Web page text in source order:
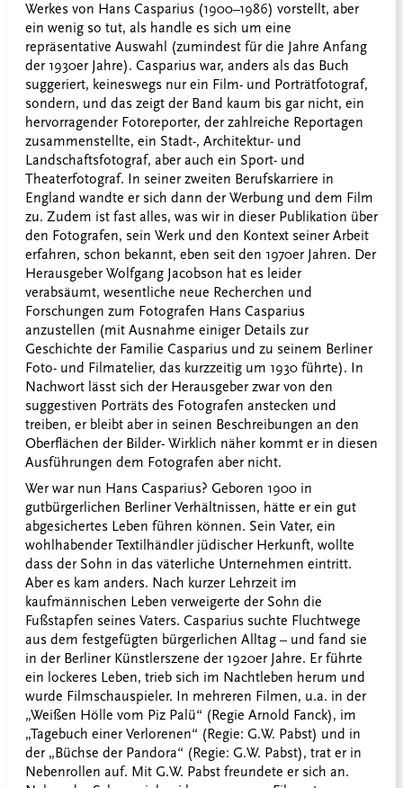
Werkes von Hans Casparius (1900–1986) vorstellt, aber
ein wenig so tut, als handle es sich um eine
repräsentative Auswahl (zumindest für die Jahre Anfang
der 1930er Jahre). Casparius war, anders als das Buch
suggeriert, keineswegs nur ein Film- und Porträtfotograf,
sondern, und das zeigt der Band kaum bis gar nicht, ein
hervorragender Fotoreporter, der zahlreiche Reportagen
zusammenstellte, ein Stadt-, Architektur- und
Landschaftsfotograf, aber auch ein Sport- und
Theaterfotograf. In seiner zweiten Berufskarriere in
England wandte er sich dann der Werbung und dem Film
zu. Zudem ist fast alles, was wir in dieser Publikation über
den Fotografen, sein Werk und den Kontext seiner Arbeit
erfahren, schon bekannt, eben seit den 1970er Jahren. Der
Herausgeber Wolfgang Jacobson hat es leider
verabsäumt, wesentliche neue Recherchen und
Forschungen zum Fotografen Hans Casparius
anzustellen (mit Ausnahme einiger Details zur
Geschichte der Familie Casparius und zu seinem Berliner
Foto- und Filmatelier, das kurzzeitig um 1930 führte). In
Nachwort lässt sich der Herausgeber zwar von den
suggestiven Porträts des Fotografen anstecken und
treiben, er bleibt aber in seinen Beschreibungen an den
Oberflächen der Bilder- Wirklich näher kommt er in diesen
Ausführungen dem Fotografen aber nicht.
Wer war nun Hans Casparius? Geboren 1900 in
gutbürgerlichen Berliner Verhältnissen, hätte er ein gut
abgesichertes Leben führen können. Sein Vater, ein
wohlhabender Textilhändler jüdischer Herkunft, wollte
dass der Sohn in das väterliche Unternehmen eintritt.
Aber es kam anders. Nach kurzer Lehrzeit im
kaufmännischen Leben verweigerte der Sohn die
Fußstapfen seines Vaters. Casparius suchte Fluchtwege
aus dem festgefügten bürgerlichen Alltag – und fand sie
in der Berliner Künstlerszene der 1920er Jahre. Er führte
ein lockeres Leben, trieb sich im Nachtleben herum und
wurde Filmschauspieler. In mehreren Filmen, u.a. in der
„Weißen Hölle vom Piz Palü“ (Regie Arnold Fanck), im
„Tagebuch einer Verlorenen“ (Regie: G.W. Pabst) und in
der „Büchse der Pandora“ (Regie: G.W. Pabst), trat er in
Nebenrollen auf. Mit G.W. Pabst freundete er sich an.